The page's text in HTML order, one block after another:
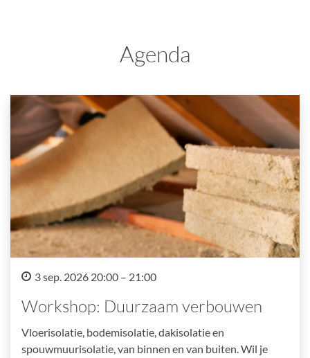
Agenda
3 sep. 2026 20:00 – 21:00
Workshop: Duurzaam verbouwen
Vloerisolatie, bodemisolatie, dakisolatie en
spouwmuurisolatie, van binnen en van buiten. Wil je